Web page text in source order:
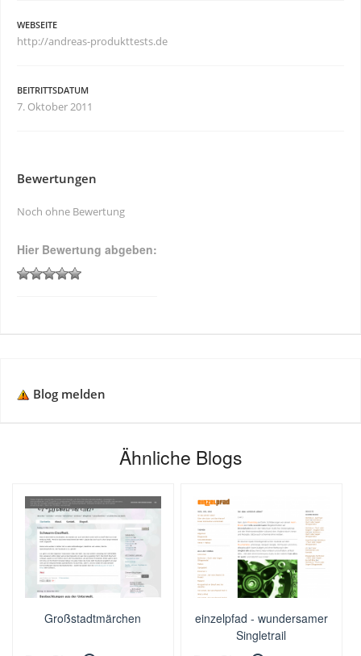
WEBSEITE
http://andreas-produkttests.de
BEITRITTSDATUM
7. Oktober 2011
Bewertungen
Noch ohne Bewertung
Hier Bewertung abgeben:
Blog melden
Ähnliche Blogs
Großstadtmärchen
einzelpfad - wundersamer
Singletrail